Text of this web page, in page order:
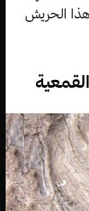
الحريش